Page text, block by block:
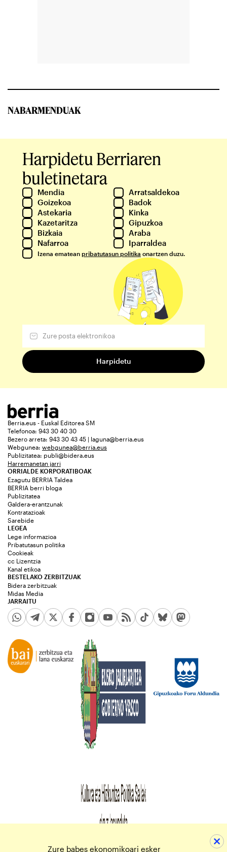
NABARMENDUAK
Harpidetu Berriaren
buletinetara
Mendia
Arratsaldekoa
Goizekoa
Badok
Astekaria
Kinka
Kazetaritza
Gipuzkoa
Bizkaia
Araba
Nafarroa
Iparraldea
Izena ematean pribatutasun politika onartzen duzu.
Berria.eus - Euskal Editorea SM
Telefonoa: 943 30 40 30
Bezero arreta: 943 30 43 45 | laguna@berria.eus
Webgunea: webgunea@berria.eus
Publizitatea: publi@bidera.eus
Harremanetan jarri
ORRIALDE KORPORATIBOAK
Ezagutu BERRIA Taldea
BERRIA berri bloga
Publizitatea
Galdera-erantzunak
Kontratazioak
Sarebide
JARRAITU
LEGEA
Lege informazioa
Pribatutasun politika
Cookieak
cc Lizentzia
Kanal etikoa
BESTELAKO ZERBITZUAK
Bidera zerbitzuak
Midas Media
Zure babes ekonomikoari esker